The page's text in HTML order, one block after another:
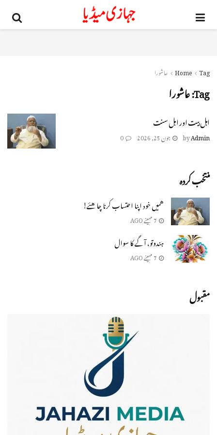
Home Tag عاشورا
Tag:عاشورا
اہل بیت اور اہل سنت
byAdmin جون 25, 2026
منتخب کردہ
همیں خود اپنا احتساب كرنا چاهئے!
ہندوتو، آگے کا سوال
مقبول